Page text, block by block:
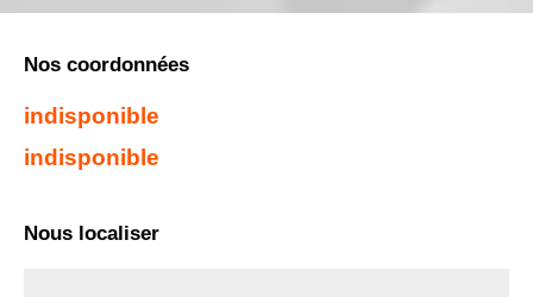
Nos coordonnées
indisponible
indisponible
Nous localiser